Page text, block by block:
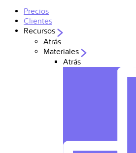
Precios
Clientes
Recursos
Atrás
Materiales
Atrás